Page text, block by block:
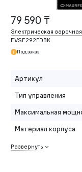
79 590 ₸
Электрическая
EVSE292FDBK
Под заказ
Артикул
Тип управления
Максимальная
Материал корпуса
Развернуть